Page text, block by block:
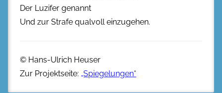
Der Luzifer genannt
Und zur Strafe qualvoll einzugehen.
© Hans-Ulrich Heuser
Zur Projektseite: „Spiegelungen“